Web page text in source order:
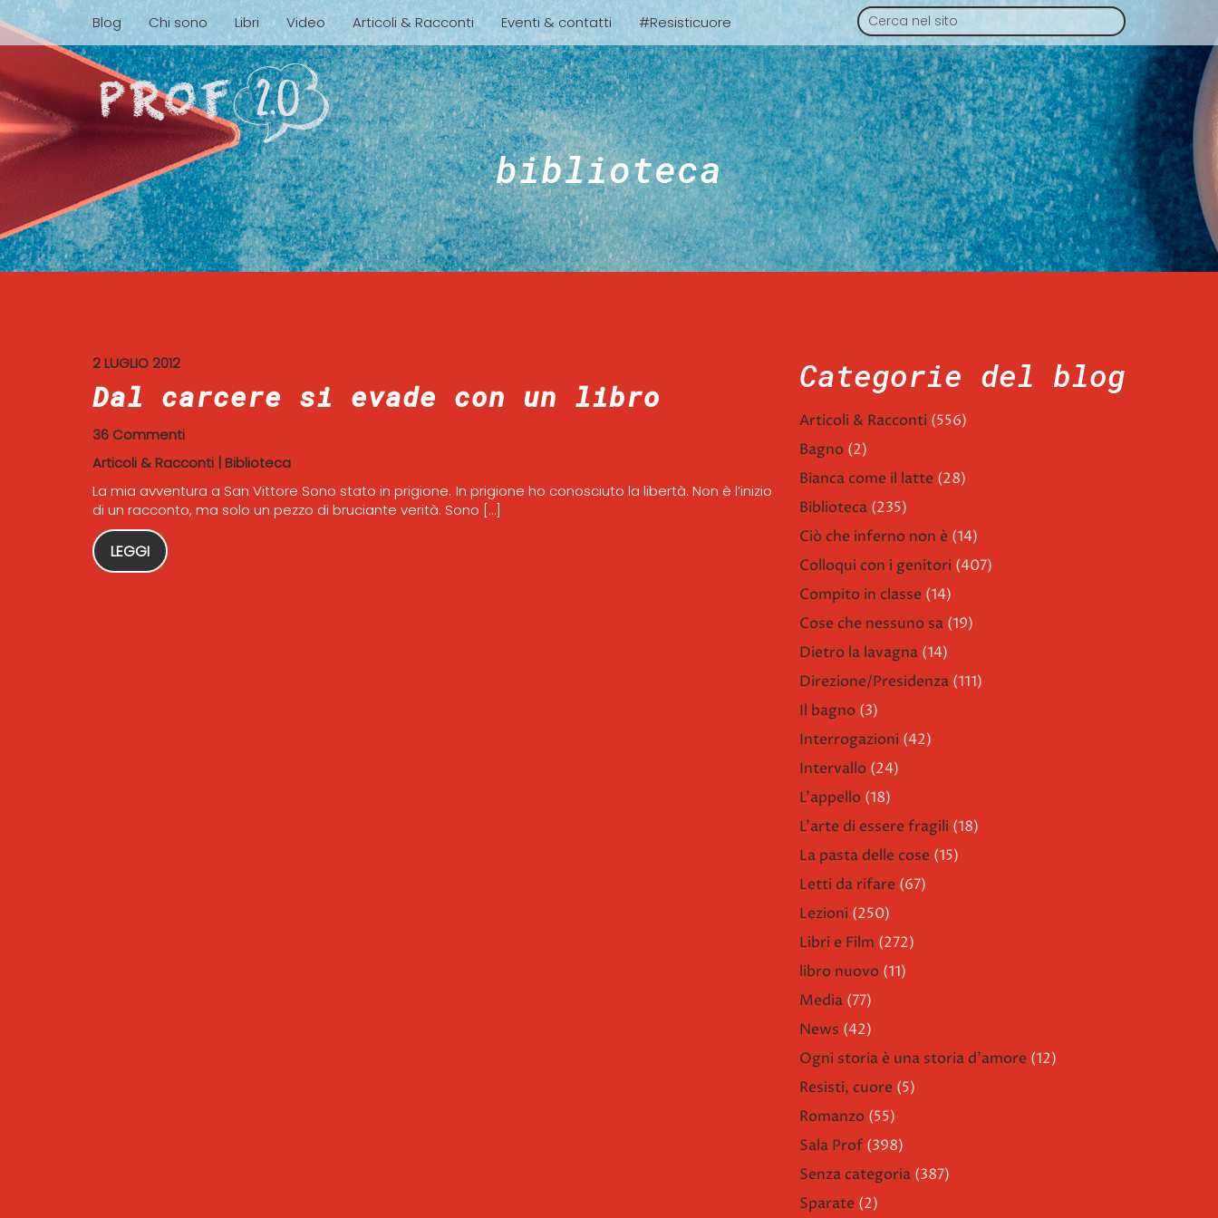
Blog Chi sono Libri Video Articoli & Racconti Eventi & contatti #Resisticuore
biblioteca
2 LUGLIO 2012
Dal carcere si evade con un libro
36 Commenti
Articoli & Racconti | Biblioteca
La mia avventura a San Vittore Sono stato in prigione. In prigione ho conosciuto la libertà. Non è l’inizio
di un racconto, ma solo un pezzo di bruciante verità. Sono […]
LEGGI
Categorie del blog
Articoli & Racconti (556)
Bagno (2)
Bianca come il latte (28)
Biblioteca (235)
Ciò che inferno non è (14)
Colloqui con i genitori (407)
Compito in classe (14)
Cose che nessuno sa (19)
Dietro la lavagna (14)
Direzione/Presidenza (111)
Il bagno (3)
Interrogazioni (42)
Intervallo (24)
L'appello (18)
L'arte di essere fragili (18)
La pasta delle cose (15)
Letti da rifare (67)
Lezioni (250)
Libri e Film (272)
libro nuovo (11)
Media (77)
News (42)
Ogni storia è una storia d'amore (12)
Resisti, cuore (5)
Romanzo (55)
Sala Prof (398)
Senza categoria (387)
Sparate (2)